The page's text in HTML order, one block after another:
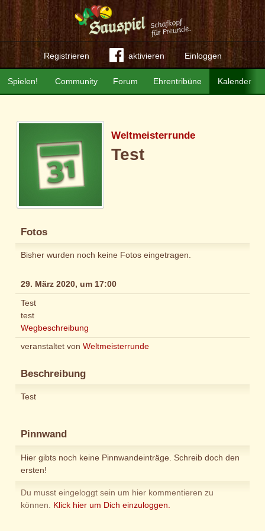
Registrieren aktivieren Einloggen
Community Forum Ehrentribüne Kalender
Spielen!
Weltmeisterrunde
Test
Fotos
Bisher wurden noch keine Fotos eingetragen.
29. März 2020, um 17:00
Test
test
Wegbeschreibung
veranstaltet von Weltmeisterrunde
Beschreibung
Test
Pinnwand
Hier gibts noch keine Pinnwandeinträge. Schreib doch den
ersten!
Du musst eingeloggt sein um hier kommentieren zu
können. Klick hier um Dich einzuloggen.